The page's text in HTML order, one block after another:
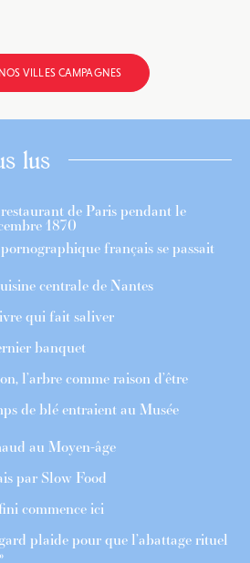
VILLES CAMPAGNES
lus
de Paris pendant le
1870
français se passait
centrale de Nantes
qui fait saliver
banquet
l’arbre comme raison d’être
de blé entraient au Musée
au Moyen-âge
par Slow Food
commence ici
plaide pour que l’abattage rituel